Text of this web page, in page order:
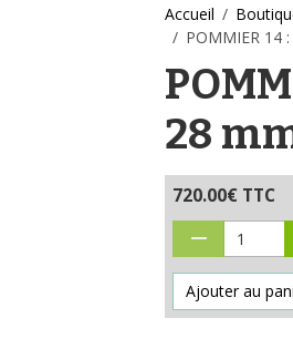
Accueil
POMMIER 14
28
720.00€ TTC
Ajouter au